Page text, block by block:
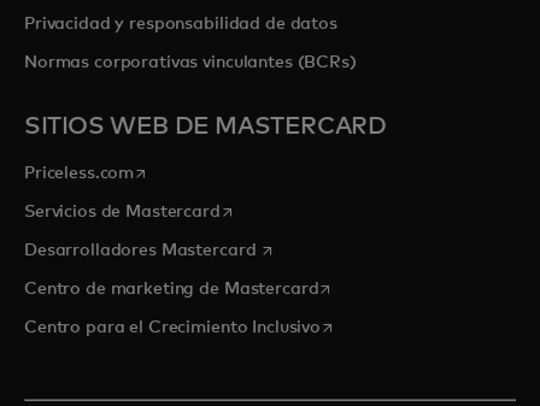
Privacidad y responsabilidad de datos
Normas corporativas vinculantes (BCRs)
SITIOS WEB DE MASTERCARD
Priceless.com se abre en una pestaña nueva
Servicios de Mastercardse abre en una pestaña nueva
Desarrolladores Mastercard se abre en una pestaña nueva
Centro de marketing de Mastercardse abre en una pestaña
Centro para el Crecimiento Inclusivose abre en una pestaña